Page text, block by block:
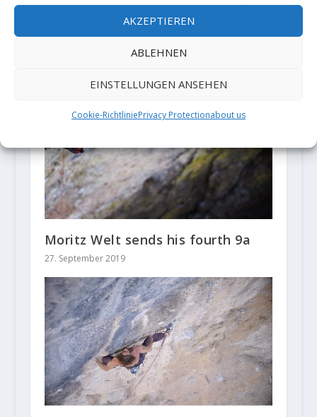
AKZEPTIEREN
ABLEHNEN
EINSTELLUNGEN ANSEHEN
Cookie-RichtliniePrivacy Protectionabout us
Moritz Welt sends his fourth 9a
27. September 2019